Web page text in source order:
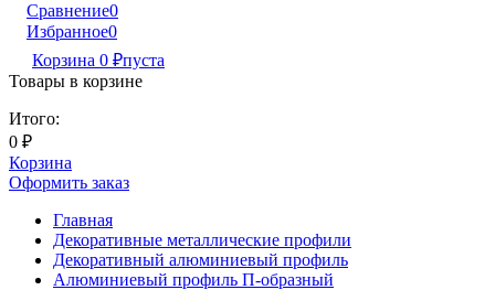
Сравнение0
Избранное0
Корзина 0 ₽пуста
Товары в корзине
Итого:
0 ₽
Корзина
Оформить заказ
Главная
Декоративные металлические профили
Декоративный алюминиевый профиль
Алюминиевый профиль П-образный